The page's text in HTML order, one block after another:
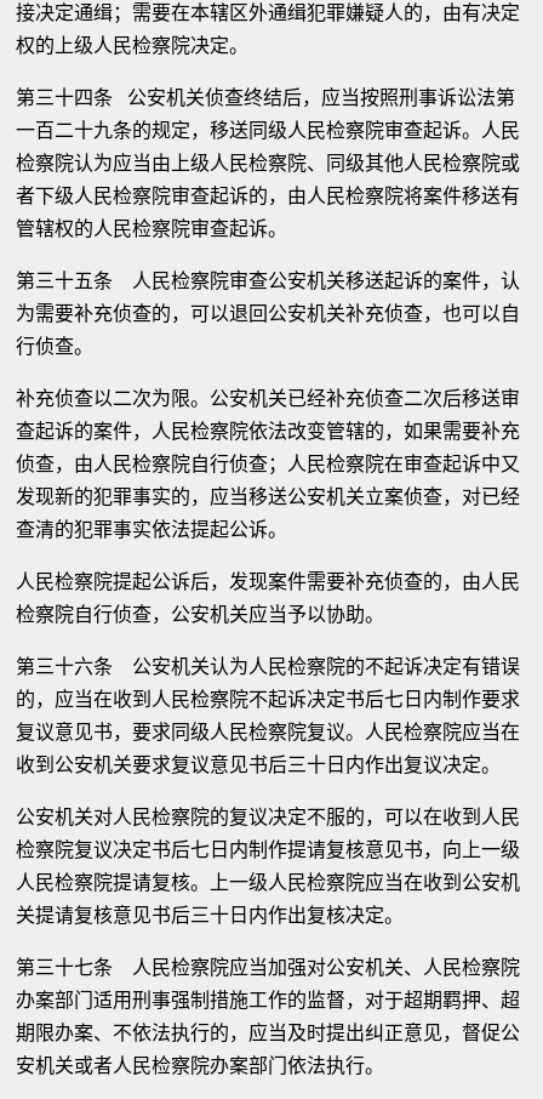
接决定通缉；需要在本辖区外通缉犯罪嫌疑人的，由有决定
权的上级人民检察院决定。
第三十四条 公安机关侦查终结后，应当按照刑事诉讼法第
一百二十九条的规定，移送同级人民检察院审查起诉。人民
检察院认为应当由上级人民检察院、同级其他人民检察院或
者下级人民检察院审查起诉的，由人民检察院将案件移送有
管辖权的人民检察院审查起诉。
第三十五条 人民检察院审查公安机关移送起诉的案件，认
为需要补充侦查的，可以退回公安机关补充侦查，也可以自
行侦查。
补充侦查以二次为限。公安机关已经补充侦查二次后移送审
查起诉的案件，人民检察院依法改变管辖的，如果需要补充
侦查，由人民检察院自行侦查；人民检察院在审查起诉中又
发现新的犯罪事实的，应当移送公安机关立案侦查，对已经
查清的犯罪事实依法提起公诉。
人民检察院提起公诉后，发现案件需要补充侦查的，由人民
检察院自行侦查，公安机关应当予以协助。
第三十六条 公安机关认为人民检察院的不起诉决定有错误
的，应当在收到人民检察院不起诉决定书后七日内制作要求
复议意见书，要求同级人民检察院复议。人民检察院应当在
收到公安机关要求复议意见书后三十日内作出复议决定。
公安机关对人民检察院的复议决定不服的，可以在收到人民
检察院复议决定书后七日内制作提请复核意见书，向上一级
人民检察院提请复核。上一级人民检察院应当在收到公安机
关提请复核意见书后三十日内作出复核决定。
第三十七条 人民检察院应当加强对公安机关、人民检察院
办案部门适用刑事强制措施工作的监督，对于超期羁押、超
期限办案、不依法执行的，应当及时提出纠正意见，督促公
安机关或者人民检察院办案部门依法执行。